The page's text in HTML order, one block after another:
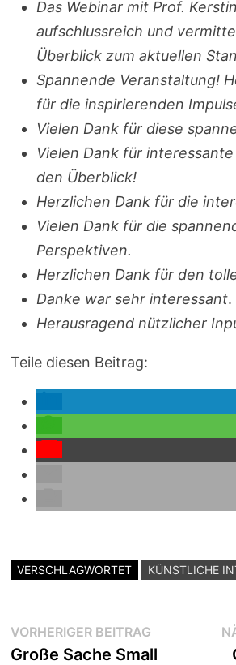
Das Webinar mit Prof.
aufschlussreich und
Überblick zum aktuellen
Spannende Veranstaltung!
für die inspirierenden
Vielen Dank für diese
Vielen Dank für
den Überblick!
Herzlichen Dank für die
Vielen Dank für die
Perspektiven.
Herzlichen Dank für den
Danke war sehr interessant.
Herausragend nützlicher
Teile diesen Beitrag:
VERSCHLAGWORTET KÜNSTLICHE
Beitragsnavigation
VORHERIGER BEITRAG Vorheriger
Beitrag:
Große Sache Small